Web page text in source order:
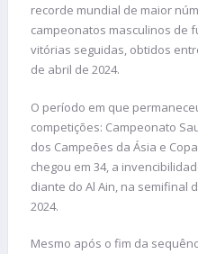
recorde mundial de maior
campeonatos masculinos de
vitórias seguidas, obtidos
de abril de 2024.
O período em que
competições: Campeonato
dos Campeões da Ásia e
chegou em 34, a
diante do Al Ain, na semifinal
2024.
Mesmo após o fim da